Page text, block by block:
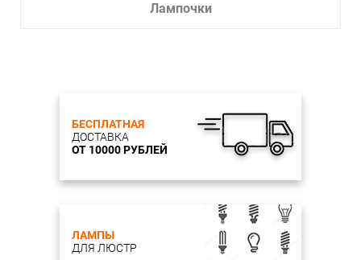
Лампочки
БЕСПЛАТНАЯ
ДОСТАВКА
ОТ 10000 РУБЛЕЙ
ЛАМПЫ
ДЛЯ ЛЮСТР